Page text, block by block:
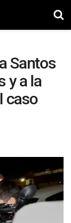
Santos
y a la
caso